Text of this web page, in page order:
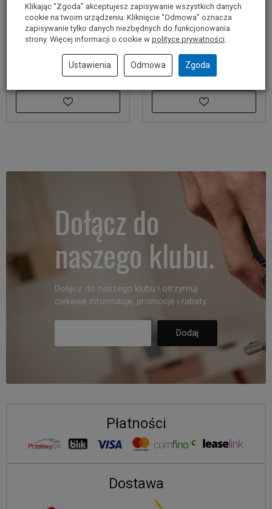
Prowadnica łańcucha do
GAC 250 BOSCH
125,00 zł
Do koszyka
Łańcuch do GAC 250
BOSCH
125,00 zł
Do koszyka
Dołącz do
naszego klubu.
Dołącz do naszego klubu i otrzymuj
ciekawe informacje, promocje i rabaty.
Płatności
Dostawa
Klikając “Zgoda” akceptujesz zapisywanie wszystkich danych
cookie na twoim urządzeniu. Kliknięcie “Odmowa” oznacza
zapisywanie tylko danych niezbędnych do funkcjonowania
strony. Więcej informacji o cookie w polityce prywatności.
Ustawienia Odmowa Zgoda